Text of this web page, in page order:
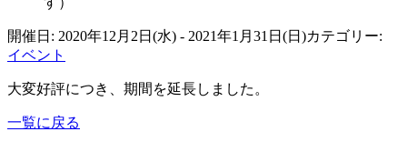
開催日: 2020年12月2日(水) - 2021年1月31日(日)カテゴリー:
イベント
大変好評につき、期間を延長しました。
一覧に戻る